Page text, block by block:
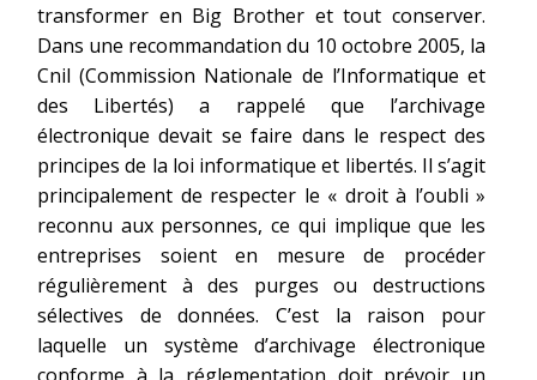
transformer en Big Brother et tout conserver.
Dans une recommandation du 10 octobre 2005, la
Cnil (Commission Nationale de l’Informatique et
des Libertés) a rappelé que l’archivage
électronique devait se faire dans le respect des
principes de la loi informatique et libertés. Il s’agit
principalement de respecter le « droit à l’oubli »
reconnu aux personnes, ce qui implique que les
entreprises soient en mesure de procéder
régulièrement à des purges ou destructions
sélectives de données. C’est la raison pour
laquelle un système d’archivage électronique